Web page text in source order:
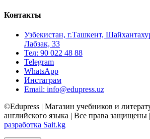
Контакты
Узбекистан, г.Ташкент,
Лабзак, 33
Тел: 90 022 48 88
Telegram
WhatsApp
Инстаграм
Email: info@edupress.uz
©Edupress | Магазин учебников и
английского языка | Все права защищены
разработка Sait.kg